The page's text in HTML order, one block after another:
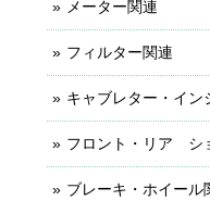
メーター関連
フィルター関連
キャブレター・イン
フロント・リア シ
ブレーキ・ホイール